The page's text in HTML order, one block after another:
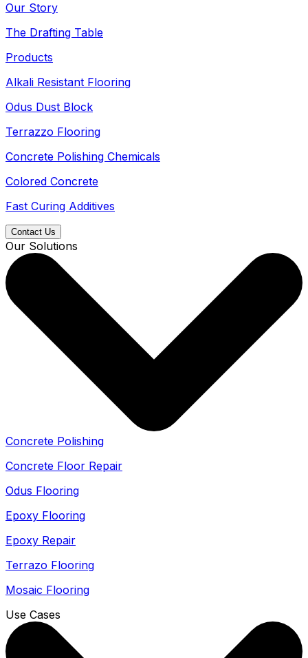
Our Story
The Drafting Table
Products
Alkali Resistant Flooring
Odus Dust Block
Terrazzo Flooring
Concrete Polishing Chemicals
Colored Concrete
Fast Curing Additives
Contact Us
Our Solutions
Concrete Polishing
Concrete Floor Repair
Odus Flooring
Epoxy Flooring
Epoxy Repair
Terrazo Flooring
Mosaic Flooring
Use Cases